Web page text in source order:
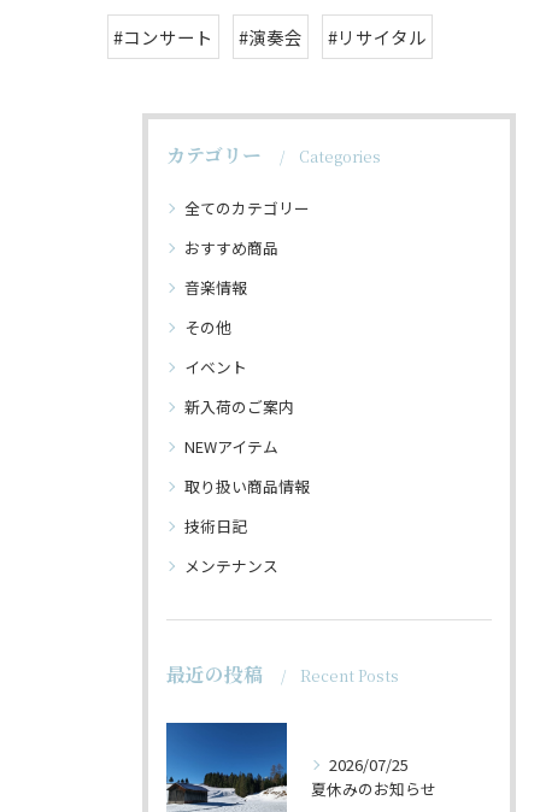
#コンサート #演奏会 #リサイタル
カテゴリー Categories
全てのカテゴリー
おすすめ商品
音楽情報
その他
イベント
新入荷のご案内
NEWアイテム
取り扱い商品情報
技術日記
メンテナンス
最近の投稿 Recent Posts
2026/07/25
夏休みのお知らせ